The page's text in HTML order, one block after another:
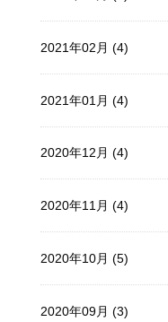
2021年02月 (4)
2021年01月 (4)
2020年12月 (4)
2020年11月 (4)
2020年10月 (5)
2020年09月 (3)